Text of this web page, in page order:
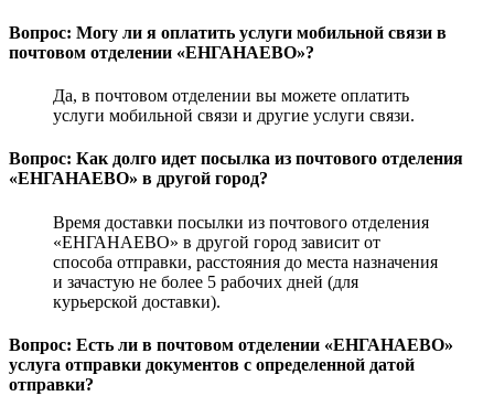
Вопрос: Могу ли я оплатить услуги мобильной связи в
почтовом отделении «ЕНГАНАЕВО»?
Да, в почтовом отделении вы можете оплатить
услуги мобильной связи и другие услуги связи.
Вопрос: Как долго идет посылка из почтового отделения
«ЕНГАНАЕВО» в другой город?
Время доставки посылки из почтового отделения
«ЕНГАНАЕВО» в другой город зависит от
способа отправки, расстояния до места назначения
и зачастую не более 5 рабочих дней (для
курьерской доставки).
Вопрос: Есть ли в почтовом отделении «ЕНГАНАЕВО»
услуга отправки документов с определенной датой
отправки?